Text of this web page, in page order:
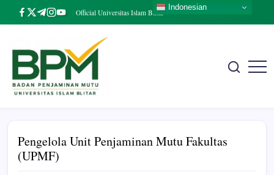
https://www.facebook.com/
https://twitter.com/
https://t.me/
https://www.instagram.com/
https://youtube.com/
Official Universitas Islam Blitar
UNISBA
Blitar
Pengelola Unit Penjaminan Mutu Fakultas
(UPMF)
Indonesian